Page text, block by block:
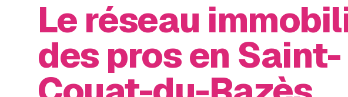
Le réseau
des pros en Saint-